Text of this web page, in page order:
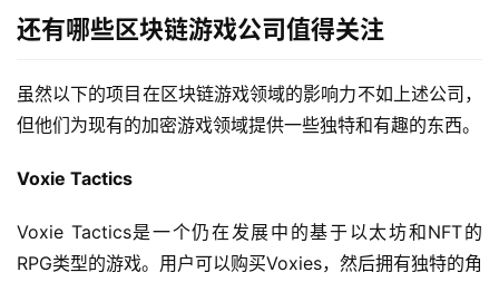
智
慧
市
多
容
还有哪些区块链游戏公司值得关注
虽然以下的项目在区块链游戏领域的影响力不如上述公司，
但他们为现有的加密游戏领域提供一些独特和有趣的东西。
Voxie Tactics
Voxie Tactics是一个仍在发展中的基于以太坊和NFT的
RPG类型的游戏。用户可以购买Voxies，然后拥有独特的角